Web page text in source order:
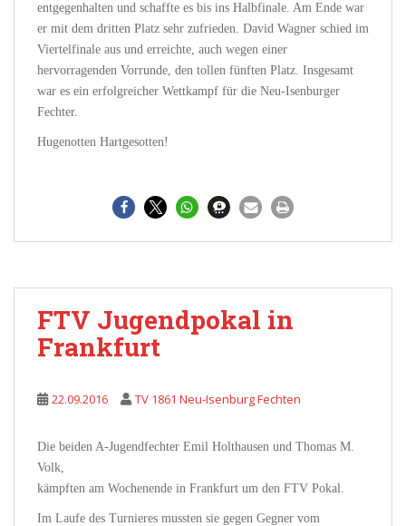
entgegenhalten und schaffte es bis ins Halbfinale. Am Ende war
er mit dem dritten Platz sehr zufrieden. David Wagner schied im
Viertelfinale aus und erreichte, auch wegen einer
hervorragenden Vorrunde, den tollen fünften Platz. Insgesamt
war es ein erfolgreicher Wettkampf für die Neu-Isenburger
Fechter.
Hugenotten Hartgesotten!
FTV Jugendpokal in
Frankfurt
22.09.2016 TV 1861 Neu-Isenburg Fechten
Die beiden A-Jugendfechter Emil Holthausen und Thomas M.
Volk,
kämpften am Wochenende in Frankfurt um den FTV Pokal.
Im Laufe des Turnieres mussten sie gegen Gegner vom